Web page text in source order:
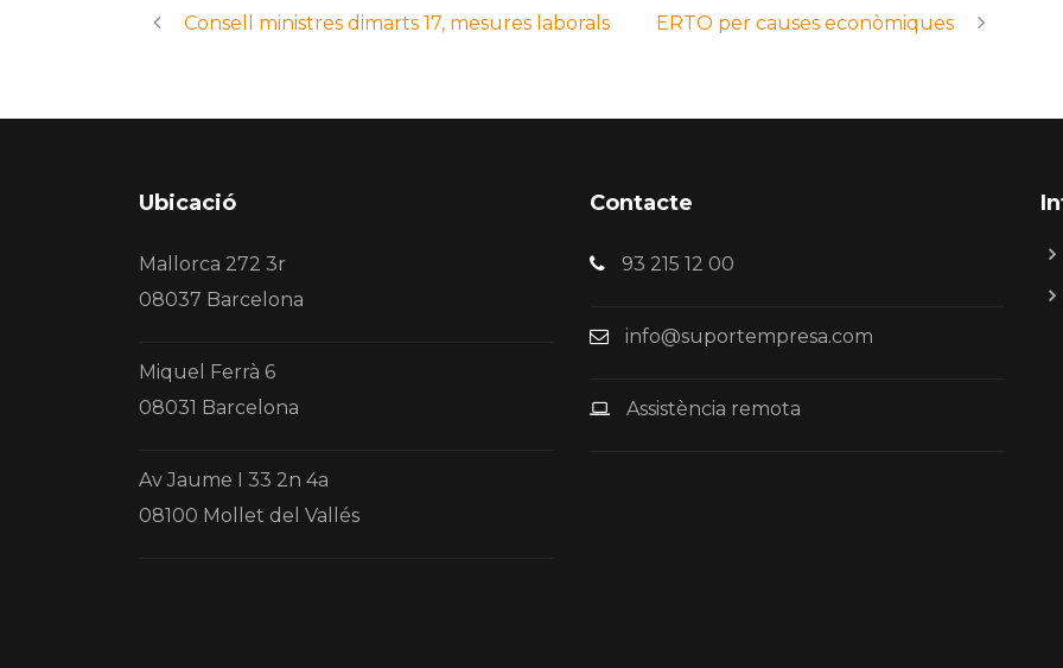
Consell ministres dimarts 17, mesures laborals ERTO per causes econòmiques
Ubicació
Mallorca 272 3r
08037 Barcelona
Miquel Ferrà 6
08031 Barcelona
Av Jaume I 33 2n 4a
08100 Mollet del Vallés
Contacte
93 215 12 00
info@suportempresa.com
Assistència remota